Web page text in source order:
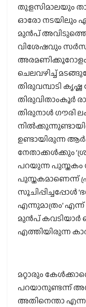
തുളസിമാലയും
ഓരോ നടയിലും
മുന്‍പ് അവിടുത്തെ
വിശേഷവും
ചെലവഴിച്ച്
തിരുവമ്പാടി
തിരുവിതാംകൂര്‍
തിരുനാള്‍ ഗൗരി
ഉണ്ടായിരുന്ന
നേതാക്കള്‍ക്കും
പറയുന്ന പുസ്തകം
പുസ്തകമാണെന്ന്
എന്നുമാത്രം’
മുന്‍പ് കവടിയാര്‍
എത്തിയിരുന്ന
മറ്റാരും
പറയാനുണ്ടന്ന്
അതിനെന്താ